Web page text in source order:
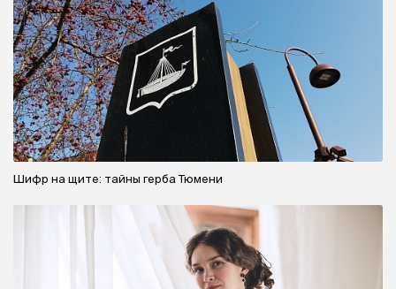
Шифр на щите: тайны герба Тюмени